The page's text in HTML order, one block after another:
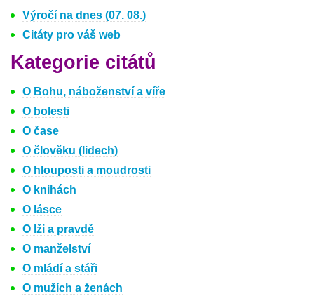
Výročí na dnes (07. 08.)
Citáty pro váš web
Kategorie citátů
O Bohu, náboženství a víře
O bolesti
O čase
O člověku (lidech)
O hlouposti a moudrosti
O knihách
O lásce
O lži a pravdě
O manželství
O mládí a stáři
O mužích a ženách